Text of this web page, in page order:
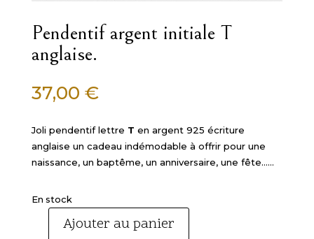
Pendentif argent initiale T
anglaise.
37,00 €
Joli pendentif lettre T en argent 925 écriture
anglaise un cadeau indémodable à offrir pour une
naissance, un baptême, un anniversaire, une fête……
En stock
quantitéAjouter au panier